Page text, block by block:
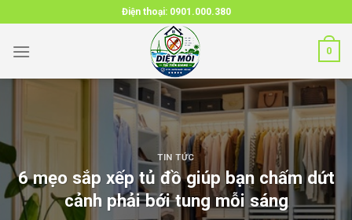
to
content
Điện thoại: 0901.000.380
0
TIN TỨC
6 mẹo sắp xếp tủ đồ giúp bạn chấm dứt
cảnh phải bới tung mỗi sáng